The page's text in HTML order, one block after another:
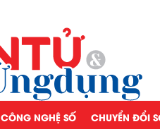
CÔNG NGHỆ SỐ CHUYỂN ĐỔI